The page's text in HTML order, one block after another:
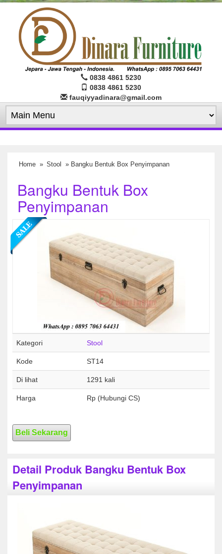
0838 4861 5230
0838 4861 5230
fauqiyyadinara@gmail.com
Home » Stool » Bangku Bentuk Box Penyimpanan
Bangku Bentuk Box
Penyimpanan
Kategori Stool
Kode ST14
Di lihat 1291 kali
Harga Rp (Hubungi CS)
Beli Sekarang
Detail Produk Bangku Bentuk Box
Penyimpanan